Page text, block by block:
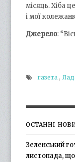
місяць. Хіба
і мої
Джерело:
газета ,
ОСТАННІ
Зеленський
листопада,